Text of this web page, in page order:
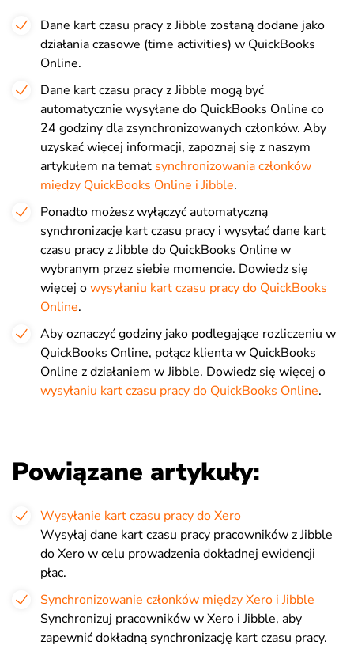
Dane kart czasu pracy z Jibble zostaną dodane jako
działania czasowe (time activities) w QuickBooks
Online.
Dane kart czasu pracy z Jibble mogą być
automatycznie wysyłane do QuickBooks Online co
24 godziny dla zsynchronizowanych członków. Aby
uzyskać więcej informacji, zapoznaj się z naszym
artykułem na temat synchronizowania członków
między QuickBooks Online i Jibble.
Ponadto możesz wyłączyć automatyczną
synchronizację kart czasu pracy i wysyłać dane kart
czasu pracy z Jibble do QuickBooks Online w
wybranym przez siebie momencie. Dowiedz się
więcej owysyłaniu kart czasu pracy do QuickBooks
Online.
Aby oznaczyć godziny jako podlegające rozliczeniu w
QuickBooks Online, połącz klienta w QuickBooks
Online z działaniem w Jibble. Dowiedz się więcej o
wysyłaniu kart czasu pracy do QuickBooks Online.
Powiązane artykuły:
Wysyłanie kart czasu pracy do Xero
Wysyłaj dane kart czasu pracy pracowników z Jibble
do Xero w celu prowadzenia dokładnej ewidencji
płac.
Synchronizowanie członków między Xero i Jibble
Synchronizuj pracowników w Xero i Jibble, aby
zapewnić dokładną synchronizację kart czasu pracy.